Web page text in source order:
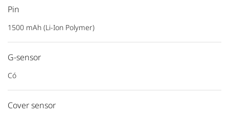
Pin
1500 mAh (Li-Ion Polymer)
G-sensor
Có
Cover sensor